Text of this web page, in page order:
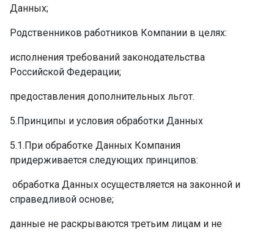
Данных;
Родственников работников Компании в целях: ­
исполнения требований законодательства
Российской Федерации; ­
предоставления дополнительных льгот.
5.Принципы и условия обработки Данных
5.1.При обработке Данных Компания
придерживается следующих принципов:
­ обработка Данных осуществляется на законной и
справедливой основе; ­
данные не раскрываются третьим лицам и не